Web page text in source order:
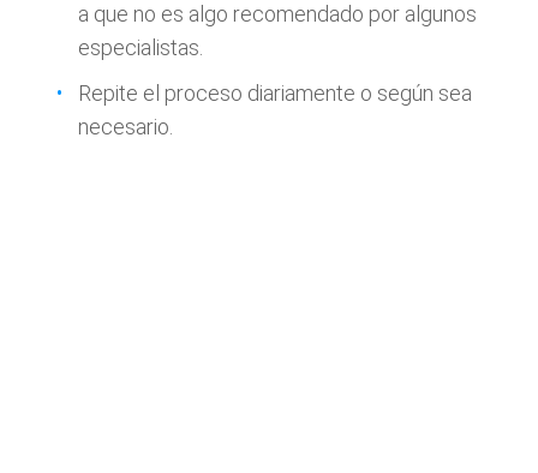
a que no es algo recomendado por algunos
especialistas.
Repite el proceso diariamente o según sea
necesario.